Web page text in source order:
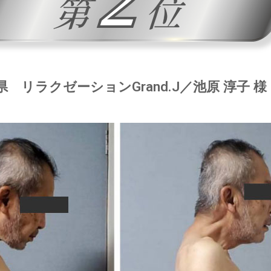
リラクゼーションGrand.J／池原 淳子 様